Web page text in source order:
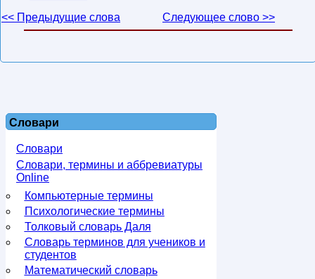
<< Предыдущие слова
Следующее слово >>
Словари
Словари
Словари, термины и аббревиатуры
Online
Компьютерные термины
Психологические термины
Толковый словарь Даля
Словарь терминов для учеников и
студентов
Математический словарь